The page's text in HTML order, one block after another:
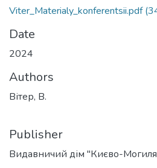
Viter_Materialy_konferentsii.pdf
Date
2024
Authors
Вітер, В.
Publisher
Видавничий дім "Києво-